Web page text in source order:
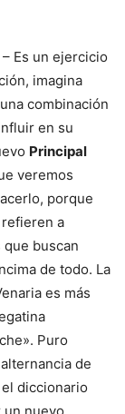
– Es un ejercicio
imagina
combinación
en su
Principal
veremos
porque
a
buscan
de todo. La
es más
Puro
de
diccionario